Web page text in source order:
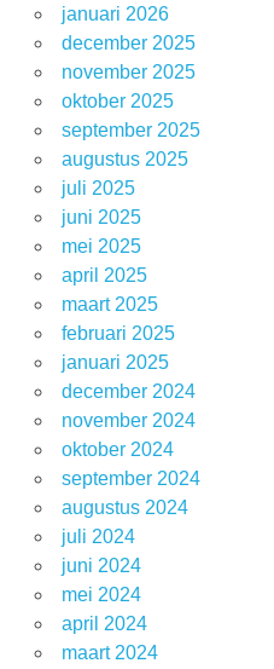
januari 2026
december 2025
november 2025
oktober 2025
september 2025
augustus 2025
juli 2025
juni 2025
mei 2025
april 2025
maart 2025
februari 2025
januari 2025
december 2024
november 2024
oktober 2024
september 2024
augustus 2024
juli 2024
juni 2024
mei 2024
april 2024
maart 2024